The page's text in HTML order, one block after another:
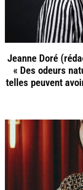
Jeanne Doré
« Des odeurs
telles peuvent